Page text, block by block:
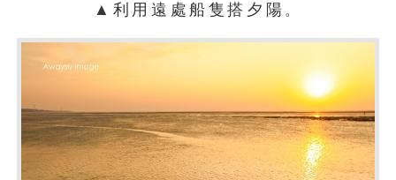
▲利用遠處船隻搭夕陽 。